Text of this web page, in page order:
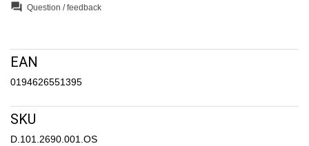
question_answer Question / feedback
EAN
0194626551395
SKU
D.101.2690.001.OS